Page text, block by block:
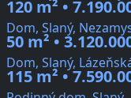
120 m² •
Dom, Slaný,
50 m² •
Dom, Slaný,
115 m² •